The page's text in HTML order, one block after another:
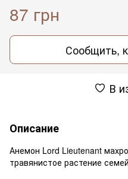
87 грн
Сообщить,
В
Описание
Анемон Lord Lieutenant
травянистое растение